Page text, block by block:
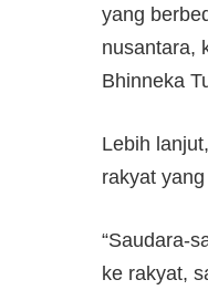
yang
nusantara,
Bhinneka
Lebih
rakyat
“Saudara-
ke rakyat,